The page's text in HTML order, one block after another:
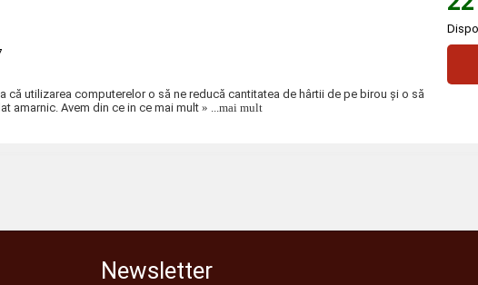
că utilizarea computerelor o să ne reducă cantitatea de hârtii de pe birou şi o să
amarnic. Avem din ce in ce mai mult» ...mai mult
Newsletter